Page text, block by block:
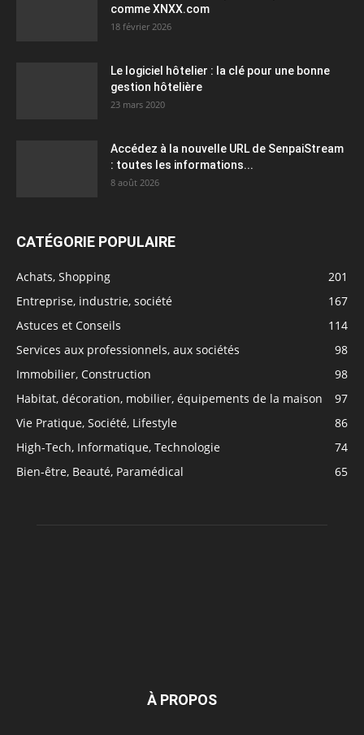
comme XNXX.com
18 février 2026
Le logiciel hôtelier : la clé pour une bonne
gestion hôtelière
23 mars 2020
Accédez à la nouvelle URL de SenpaiStream
: toutes les informations...
8 août 2026
CATÉGORIE POPULAIRE
Achats, Shopping
201
Entreprise, industrie, société
167
Astuces et Conseils
114
Services aux professionnels, aux sociétés
98
Immobilier, Construction
98
Habitat, décoration, mobilier, équipements de la maison
97
Vie Pratique, Société, Lifestyle
86
High-Tech, Informatique, Technologie
74
Bien-être, Beauté, Paramédical
65
À PROPOS